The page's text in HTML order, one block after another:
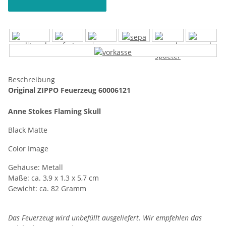
Beschreibung
Original ZIPPO Feuerzeug 60006121
Anne Stokes Flaming Skull
Black Matte
Color Image
Gehäuse: Metall
Maße: ca. 3,9 x 1,3 x 5,7 cm
Gewicht: ca. 82 Gramm
Das Feuerzeug wird unbefüllt ausgeliefert. Wir empfehlen das